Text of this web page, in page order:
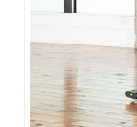
Hydrogel